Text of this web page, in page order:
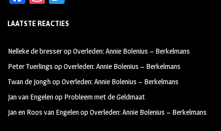
b
oo
k
ag
m
tt
LAATSTE REACTIES
Nelleke de bresseropOverleden: Annie Bolenius – Berkelmans
Peter Tuerlings opOverleden: Annie Bolenius – Berkelmans
Twan de JonghopOverleden: Annie Bolenius – Berkelmans
Jan van Engelenop Probleem met de Geldmaat
Jan en Roos van EngelenopOverleden: Annie Bolenius – Berkelmans